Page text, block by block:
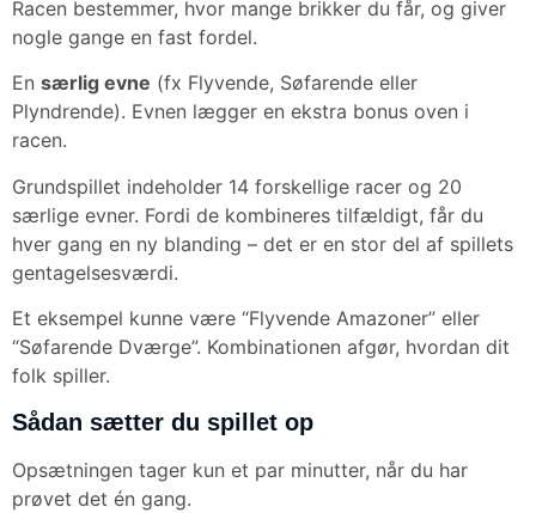
Racen bestemmer, hvor mange brikker du får, og giver
nogle gange en fast fordel.
En særlig evne (fx Flyvende, Søfarende eller
Plyndrende). Evnen lægger en ekstra bonus oven i
racen.
Grundspillet indeholder 14 forskellige racer og 20
særlige evner. Fordi de kombineres tilfældigt, får du
hver gang en ny blanding – det er en stor del af spillets
gentagelsesværdi.
Et eksempel kunne være “Flyvende Amazoner” eller
“Søfarende Dværge”. Kombinationen afgør, hvordan dit
folk spiller.
Sådan sætter du spillet op
Opsætningen tager kun et par minutter, når du har
prøvet det én gang.